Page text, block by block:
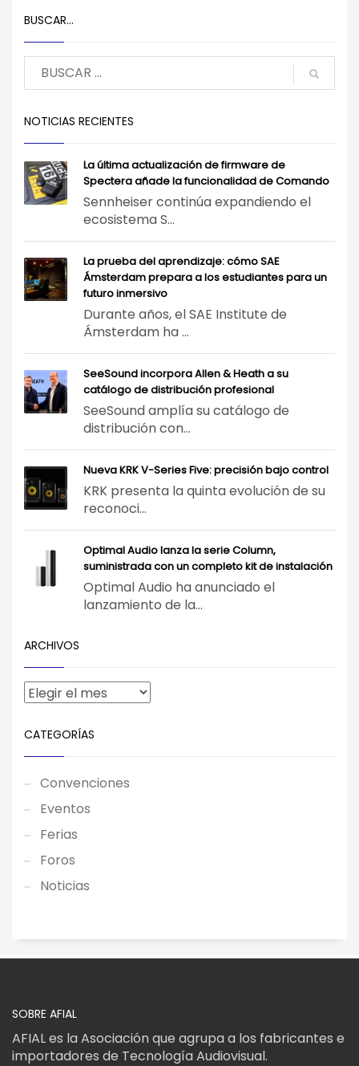
BUSCAR…
NOTICIAS RECIENTES
La última actualización de firmware de
Spectera añade la funcionalidad de Comando
Sennheiser continúa expandiendo el
ecosistema S...
La prueba del aprendizaje: cómo SAE
Ámsterdam prepara a los estudiantes para un
futuro inmersivo
Durante años, el SAE Institute de
Ámsterdam ha ...
SeeSound incorpora Allen & Heath a su
catálogo de distribución profesional
SeeSound amplía su catálogo de
distribución con...
Nueva KRK V-Series Five: precisión bajo control
KRK presenta la quinta evolución de su
reconoci...
Optimal Audio lanza la serie Column,
suministrada con un completo kit de instalación
Optimal Audio ha anunciado el
lanzamiento de la...
ARCHIVOS
CATEGORÍAS
Convenciones
Eventos
Ferias
Foros
Noticias
SOBRE AFIAL
AFIAL es la Asociación que agrupa a los fabricantes e
importadores de Tecnología Audiovisual.